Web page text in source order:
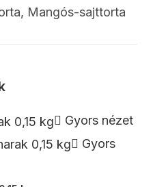
Mangós-sajttorta
Gyors nézet
Gyors